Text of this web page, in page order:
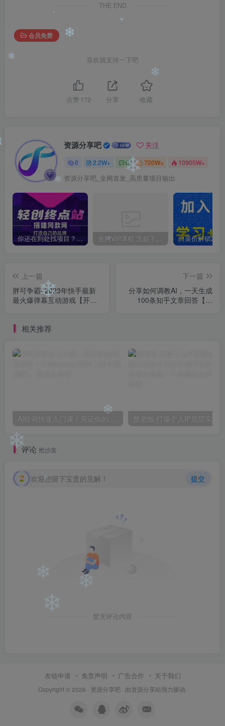
THE END
会员免费
喜欢就支持一下吧
点赞 172 分享 收藏
资源分享吧 关注
0 2.2W+ 0 720W+ 10905W+
资源分享吧_全网首发_高质量项目输出
你还在到处找项目？还在当韭菜？我靠卖项目一个月收入5万+，曾经我也是个失败者。 全网VIP课程 无损下载~
上一篇
胖可争霸–2023年快手最新
最火爆弹幕互动游戏【开播
下一篇
分享如何调教AI，一天生成
100条知乎文章回答【揭
相关推荐
评论 抢沙发
欢迎您留下宝贵的见解！ 提交
暂无评论内容
友链申请 免责声明 广告合作 关于我们
Copyright © 2026 · 资源分享吧 · 由资源分享站强力驱动.
❄
❄
❄
❄
❄
❄
❄ ❄
❄